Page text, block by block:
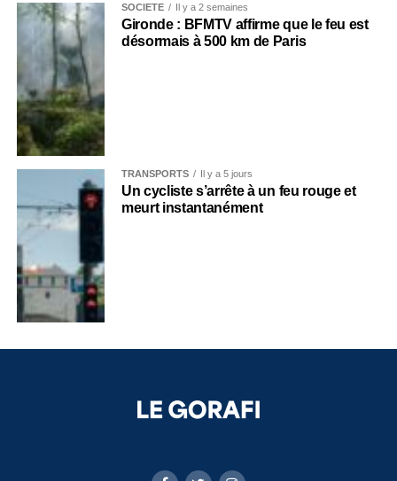
SOCIÉTÉ Il y a 2 semaines
Gironde : BFMTV affirme que le feu est
désormais à 500 km de Paris
TRANSPORTS Il y a 5 jours
Un cycliste s’arrête à un feu rouge et
meurt instantanément